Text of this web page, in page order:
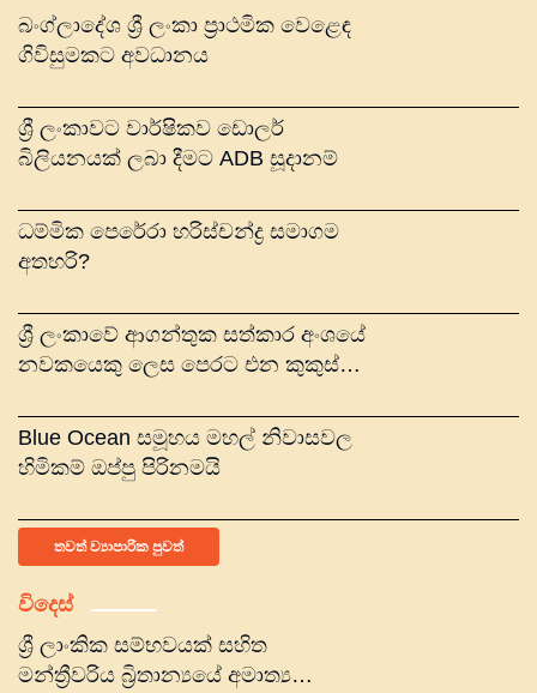
බංග්ලාදේශ ශ්‍රී ලංකා ප්‍රාථමික වෙළෙඳ
ගිවිසුමකට අවධානය
ශ්‍රී ලංකාවට වාර්ෂිකව ඩොලර්
බිලියනයක් ලබා දීමට ADB සූදානම්
ධම්මික පෙරේරා හරිස්චන්ද්‍ර සමාගම
අතහරි?
ශ්‍රී ලංකාවේ ආගන්තුක සත්කාර අංශයේ
නවකයෙකු ලෙස පෙරට එන කුකුස්
Blue Ocean සමූහය මහල් නිවාසවල
හිමිකම් ඔප්පු පිරිනමයි
තවත් ව්‍යාපාරික පුවත්
විදෙස්
ශ්‍රී ලාංකික සම්භවයක් සහිත
මන්ත්‍රීවරිය බ්‍රිතාන්‍යයේ අමාත්‍ය